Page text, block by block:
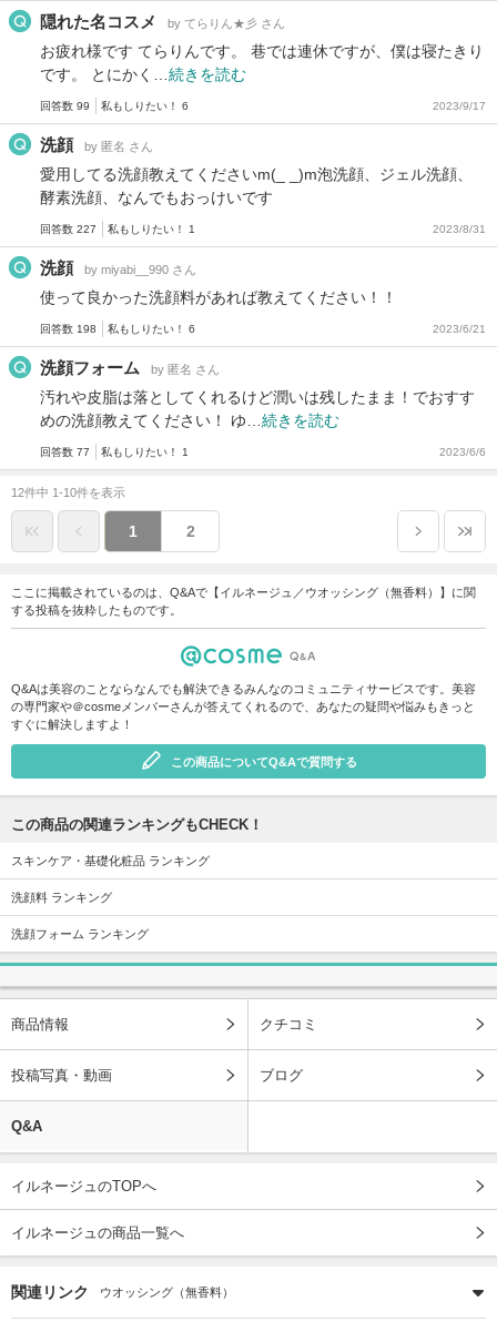
隠れた名コスメ by てらりん★彡 さん
お疲れ様です てらりんです。 巷では連休ですが、僕は寝たきり
です。 とにかく… 続きを読む
回答数 99 私もしりたい！ 6 2023/9/17
洗顔 by 匿名 さん
愛用してる洗顔教えてくださいm(_ _)m泡洗顔、ジェル洗顔、
酵素洗顔、なんでもおっけいです
回答数 227 私もしりたい！ 1 2023/8/31
洗顔 by miyabi__990 さん
使って良かった洗顔料があれば教えてください！！
回答数 198 私もしりたい！ 6 2023/6/21
洗顔フォーム by 匿名 さん
汚れや皮脂は落としてくれるけど潤いは残したまま！でおすす
めの洗顔教えてください！ ゆ… 続きを読む
回答数 77 私もしりたい！ 1 2023/6/6
12件中 1-10件を表示
1 2
ここに掲載されているのは、Q&Aで【イルネージュ／ウオッシング（無香料）】に関
する投稿を抜粋したものです。
Q&Aは美容のことならなんでも解決できるみんなのコミュニティサービスです。美容
の専門家や＠cosmeメンバーさんが答えてくれるので、あなたの疑問や悩みもきっと
すぐに解決しますよ！
この商品についてQ&Aで質問する
この商品の関連ランキングもCHECK！
スキンケア・基礎化粧品 ランキング
洗顔料 ランキング
洗顔フォーム ランキング
商品情報 クチコミ
投稿写真・動画 ブログ
Q&A
イルネージュのTOPへ
イルネージュの商品一覧へ
関連リンク ウオッシング（無香料）